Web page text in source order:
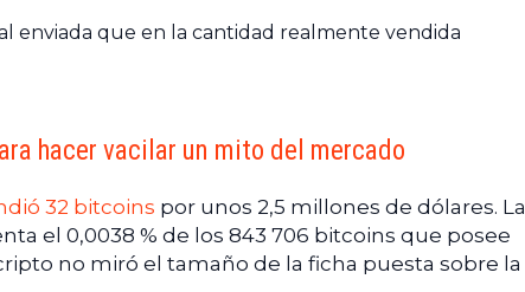
enviada que en la cantidad realmente vendida
hacer vacilar un mito del mercado
32 bitcoins por unos 2,5 millones de dólares. La
el 0,0038 % de los 843 706 bitcoins que posee
no miró el tamaño de la ficha puesta sobre la